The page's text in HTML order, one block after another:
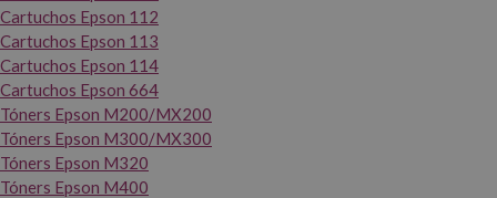
Cartuchos Epson 112
Cartuchos Epson 113
Cartuchos Epson 114
Cartuchos Epson 664
Tóners Epson M200/MX200
Tóners Epson M300/MX300
Tóners Epson M320
Tóners Epson M400